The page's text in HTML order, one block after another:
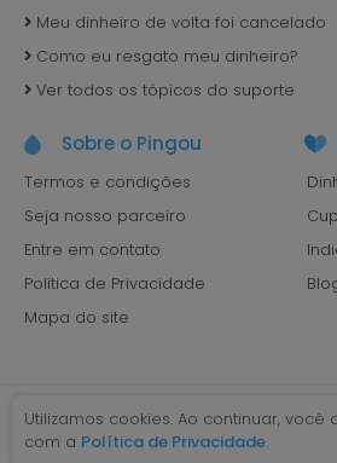
Meu dinheiro de volta foi cancelado
Como eu resgato meu dinheiro?
Ver todos os tópicos do suporte
Sobre o Pingou
Termos e condições
Seja nosso parceiro
Entre em contato
Política de Privacidade
Mapa do site
Pingou! Cashback - São
Utilizamos cookies. Ao continuar, você
com a Política de Privacidade.